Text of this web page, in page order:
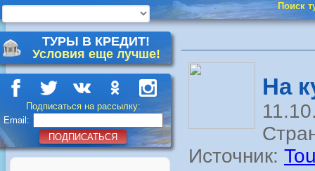
Поиск
ТУРЫ В КРЕДИТ!
Условия еще лучше!
Подписаться на рассылку:
Email:
ПОДПИСАТЬСЯ
На
Источник: